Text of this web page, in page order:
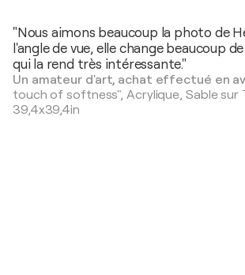
"Nous aimons beaucoup la photo de
l'angle de vue, elle change beaucoup
qui la rend très intéressante."
Un amateur d'art, achat effectué en
touch of softness", Acrylique, Sable sur
39,4x39,4in